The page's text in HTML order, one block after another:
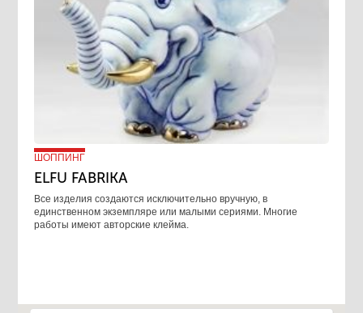
ШОППИНГ
ELFU FABRIKA
Все изделия создаются исключительно вручную, в
единственном экземпляре или малыми сериями. Многие
работы имеют авторские клейма.